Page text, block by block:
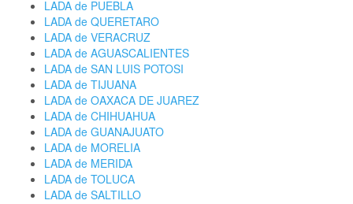
LADA de PUEBLA
LADA de QUERETARO
LADA de VERACRUZ
LADA de AGUASCALIENTES
LADA de SAN LUIS POTOSI
LADA de TIJUANA
LADA de OAXACA DE JUAREZ
LADA de CHIHUAHUA
LADA de GUANAJUATO
LADA de MORELIA
LADA de MERIDA
LADA de TOLUCA
LADA de SALTILLO